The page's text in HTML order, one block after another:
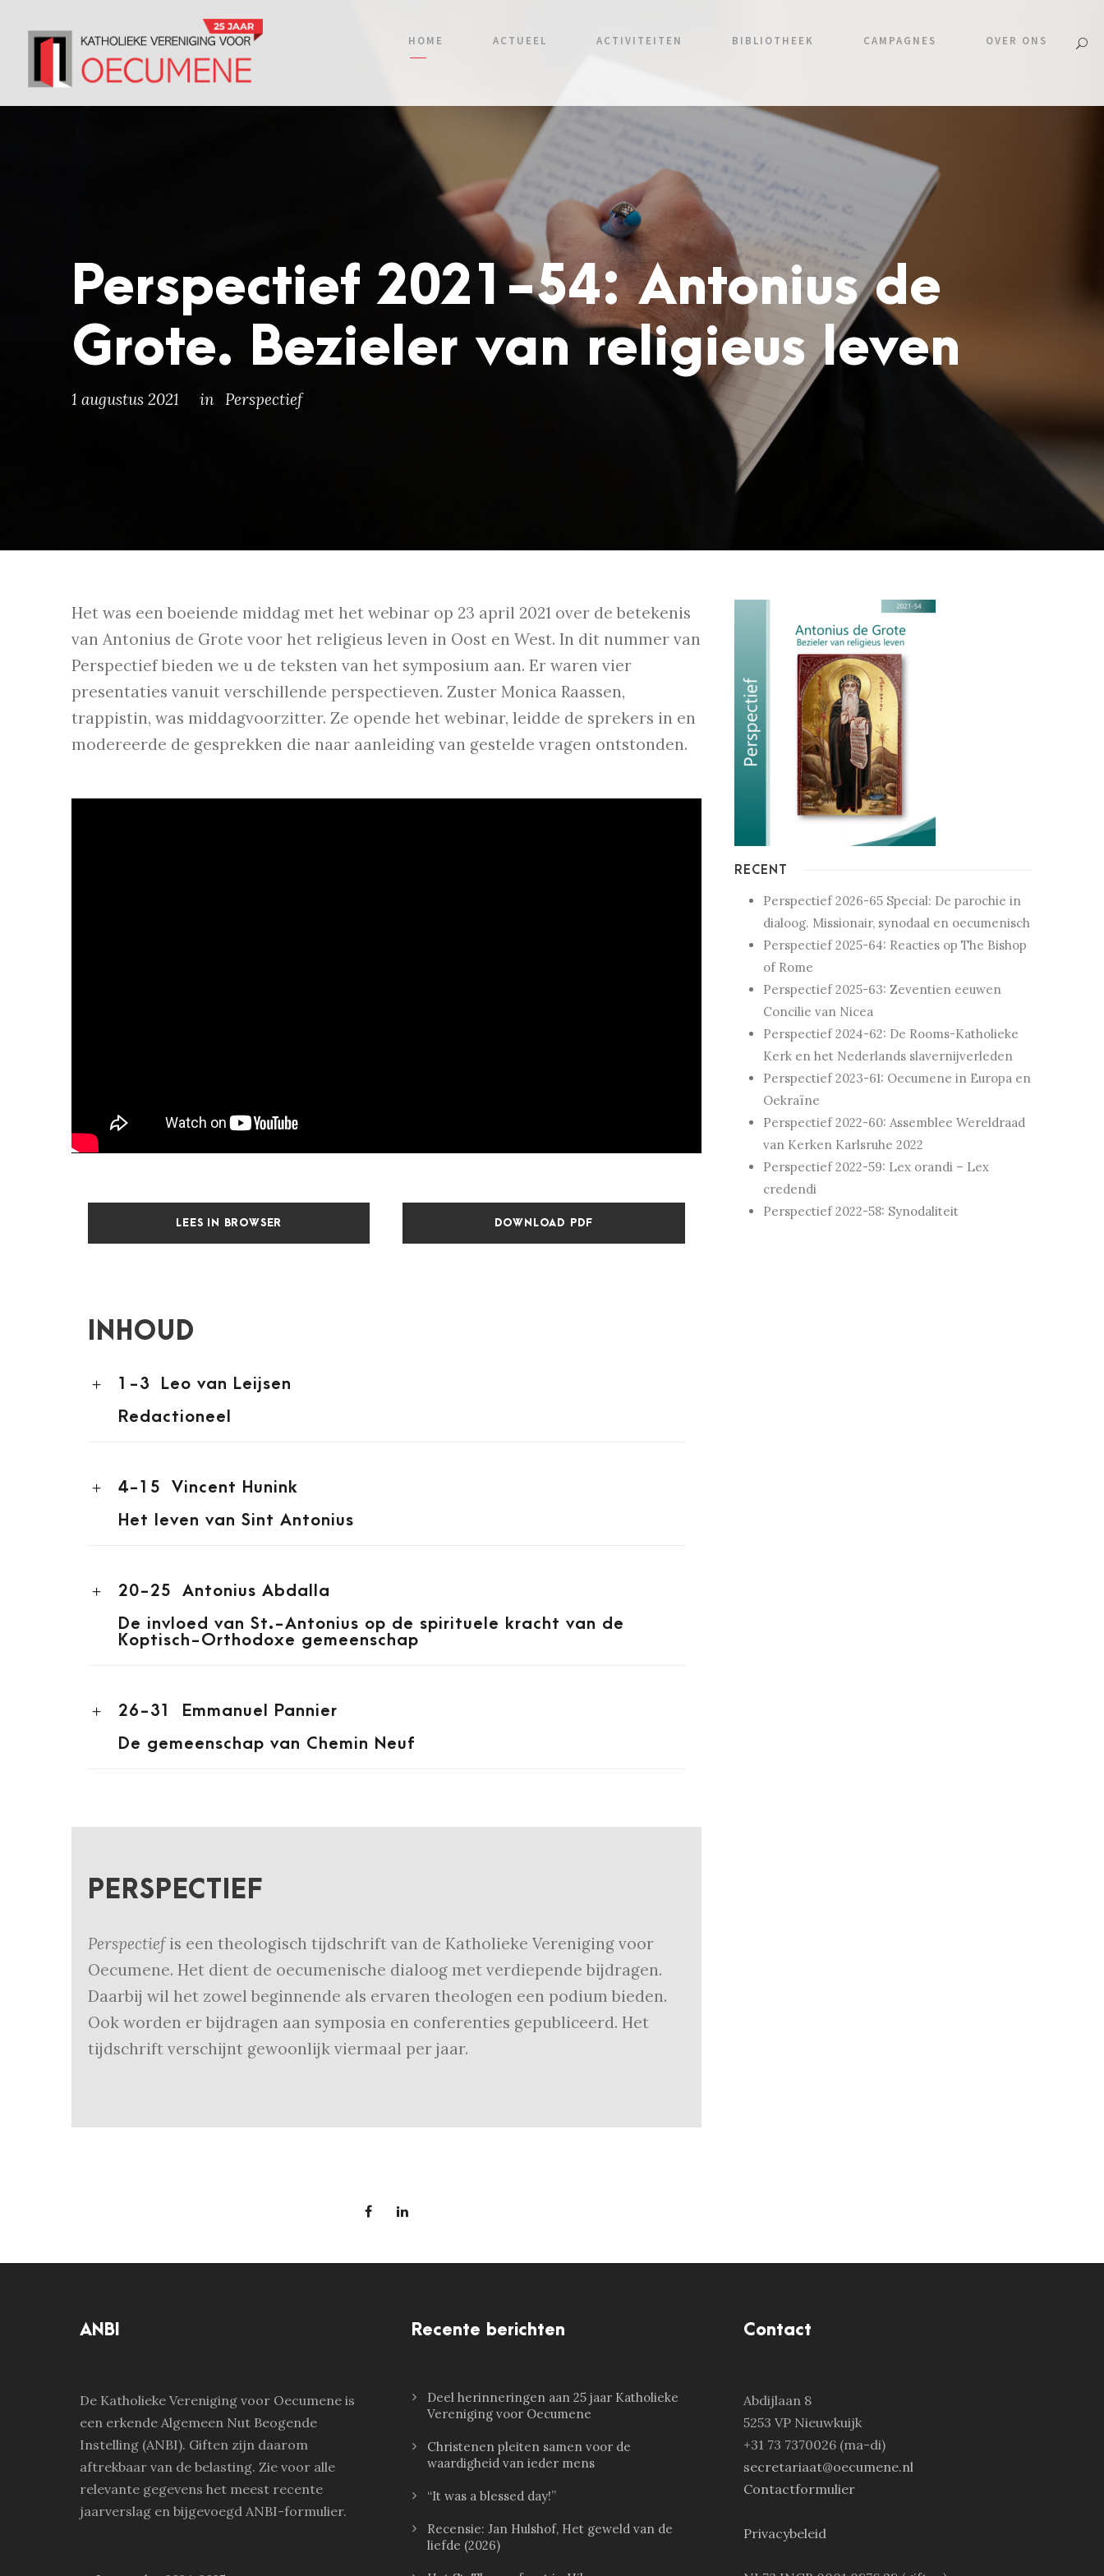
HOME ACTUEEL ACTIVITEITEN BIBLIOTHEEK CAMPAGNES OVER ONS
Perspectief 2021-54: Antonius de
Grote. Bezieler van religieus leven
1 augustus 2021 in Perspectief
Het was een boeiende middag met het webinar op 23 april 2021 over de betekenis
van Antonius de Grote voor het religieus leven in Oost en West. In dit nummer van
Perspectief bieden we u de teksten van het symposium aan. Er waren vier
presentaties vanuit verschillende perspectieven. Zuster Monica Raassen,
trappistin, was middagvoorzitter. Ze opende het webinar, leidde de sprekers in en
modereerde de gesprekken die naar aanleiding van gestelde vragen ontstonden.
LEES IN BROWSER DOWNLOAD PDF
INHOUD
1-3
Leo van Leijsen
Redactioneel
4-15
Vincent Hunink
Het leven van Sint Antonius
20-25
Antonius Abdalla
De invloed van St.-Antonius op de spirituele kracht van de
Koptisch-Orthodoxe gemeenschap
26-31
Emmanuel Pannier
De gemeenschap van Chemin Neuf
PERSPECTIEF
Perspectiefis een theologisch tijdschrift van de Katholieke Vereniging voor
Oecumene. Het dient de oecumenische dialoog met verdiepende bijdragen.
Daarbij wil het zowel beginnende als ervaren theologen een podium bieden.
Ook worden er bijdragen aan symposia en conferenties gepubliceerd. Het
tijdschrift verschijnt gewoonlijk viermaal per jaar.
RECENT
Perspectief 2026-65 Special: De parochie in
dialoog. Missionair, synodaal en oecumenisch
Perspectief 2025-64: Reacties op The Bishop
of Rome
Perspectief 2025-63: Zeventien eeuwen
Concilie van Nicea
Perspectief 2024-62: De Rooms-Katholieke
Kerk en het Nederlands slavernijverleden
Perspectief 2023-61: Oecumene in Europa en
Oekraïne
Perspectief 2022-60: Assemblee Wereldraad
van Kerken Karlsruhe 2022
Perspectief 2022-59: Lex orandi – Lex
credendi
Perspectief 2022-58: Synodaliteit
ANBI
De Katholieke Vereniging voor Oecumene is
een erkende Algemeen Nut Beogende
Instelling (ANBI). Giften zijn daarom
aftrekbaar van de belasting. Zie voor alle
relevante gegevens het meest recente
jaarverslag en bijgevoegd ANBI-formulier.
Recente berichten
Deel herinneringen aan 25 jaar Katholieke
Vereniging voor Oecumene
Christenen pleiten samen voor de
waardigheid van ieder mens
“It was a blessed day!”
Recensie: Jan Hulshof, Het geweld van de
liefde (2026)
Contact
Abdijlaan 8
5253 VP Nieuwkuijk
+31 73 7370026 (ma-di)
secretariaat@oecumene.nl
Contactformulier
Privacybeleid